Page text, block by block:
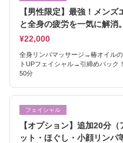
【男性限定】最強！メン
と全身の疲労を一気に解消。
¥22,000
全身リンパマッサージ→椿オイル
トUPフェイシャル→引締めパック
50分
フェイシャル
【オプション】追加20分
ット・ほぐし・小顔リン